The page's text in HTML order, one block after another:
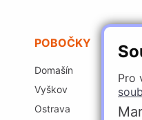
Pro
POBOČKY
Domašín
Vyškov
Ostrava